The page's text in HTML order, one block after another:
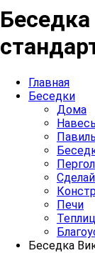
Главная
Беседки
Дома
Печи
Беседка